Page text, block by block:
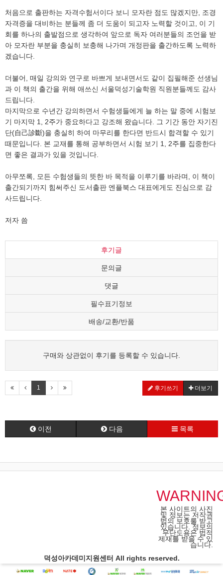
처음으로 출판하는 자격수험서이다 보니 모자란 점도 많겠지만, 조경
자격증을 대비하는 분들께 좀 더 도움이 되고자 노력할 것이고, 이 기
회를 하나의 출발점으로 생각하여 앞으로 독자 여러분들의 조언을 받
아 모자란 부분을 충실히 보충해 나가며 개정판을 출간하도록 노력하
겠습니다.
더불어, 매일 강의와 연구로 바쁘게 보내면서도 같이 집필해준 선생님
과 이 책의 출간을 위해 애쓰신 서울덕성기술학원 직원분들께도 감사
드립니다.
마지막으로 수년간 강의하면서 수험생들에게 늘 하는 말 중에 시험보
기 마지막 1, 2주가 중요하다고 강조해 왔습니다. 그 기간 동안 자기진
단(自己診斷)을 충실히 하여 마무리를 한다면 반드시 합격할 수 있기
때문입니다. 본 교재를 통해 공부하면서 시험 보기 1, 2주를 집중한다
면 좋은 결과가 있을 것입니다.
아무쪼록, 모든 수험생들의 뜻한 바 목적을 이루기를 바라며, 이 책이
출간되기까지 힘써주신 도서출판 엔플북스 대표에게도 진심으로 감
사드립니다.
저자 씀
후기글
문의글
댓글
필수표기정보
배송/교환/반품
구매와 상관없이 후기를 등록할 수 있습니다.
1 후기쓰기 더보기
이전 다음 목록
본 사이트의 사진
및 정보는 저작권
법의 보호룰 받고
있습니다. 정보의
무단도용은 법적
제재를 받을 수 있
습니다.
덕성아카데미지원센터 All rights reserved.